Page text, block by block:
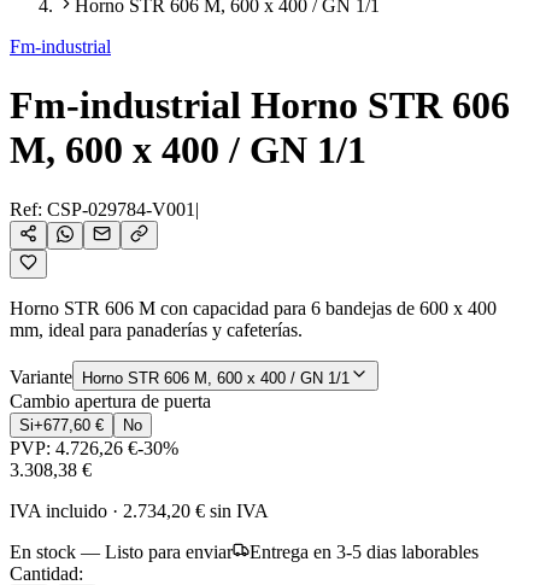
Horno STR 606 M, 600 x 400 / GN 1/1
Fm-industrial
Fm-industrial Horno STR 606
M, 600 x 400 / GN 1/1
Ref: CSP-029784-V001 |
Horno STR 606 M con capacidad para 6 bandejas de 600 x 400
mm, ideal para panaderías y cafeterías.
Variante Horno STR 606 M, 600 x 400 / GN 1/1
Cambio apertura de puerta
Si+677,60 € No
PVP: 4.726,26 €-30%
3.308,38 €
IVA incluido · 2.734,20 € sin IVA
En stock — Listo para enviar
Entrega en 3-5 dias laborables
Cantidad: